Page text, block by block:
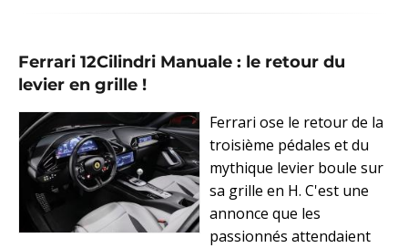
Ferrari 12Cilindri Manuale : le retour du
levier en grille !
Ferrari ose le retour de la
troisième pédales et du
mythique levier boule sur
sa grille en H. C'est une
annonce que les
passionnés attendaient